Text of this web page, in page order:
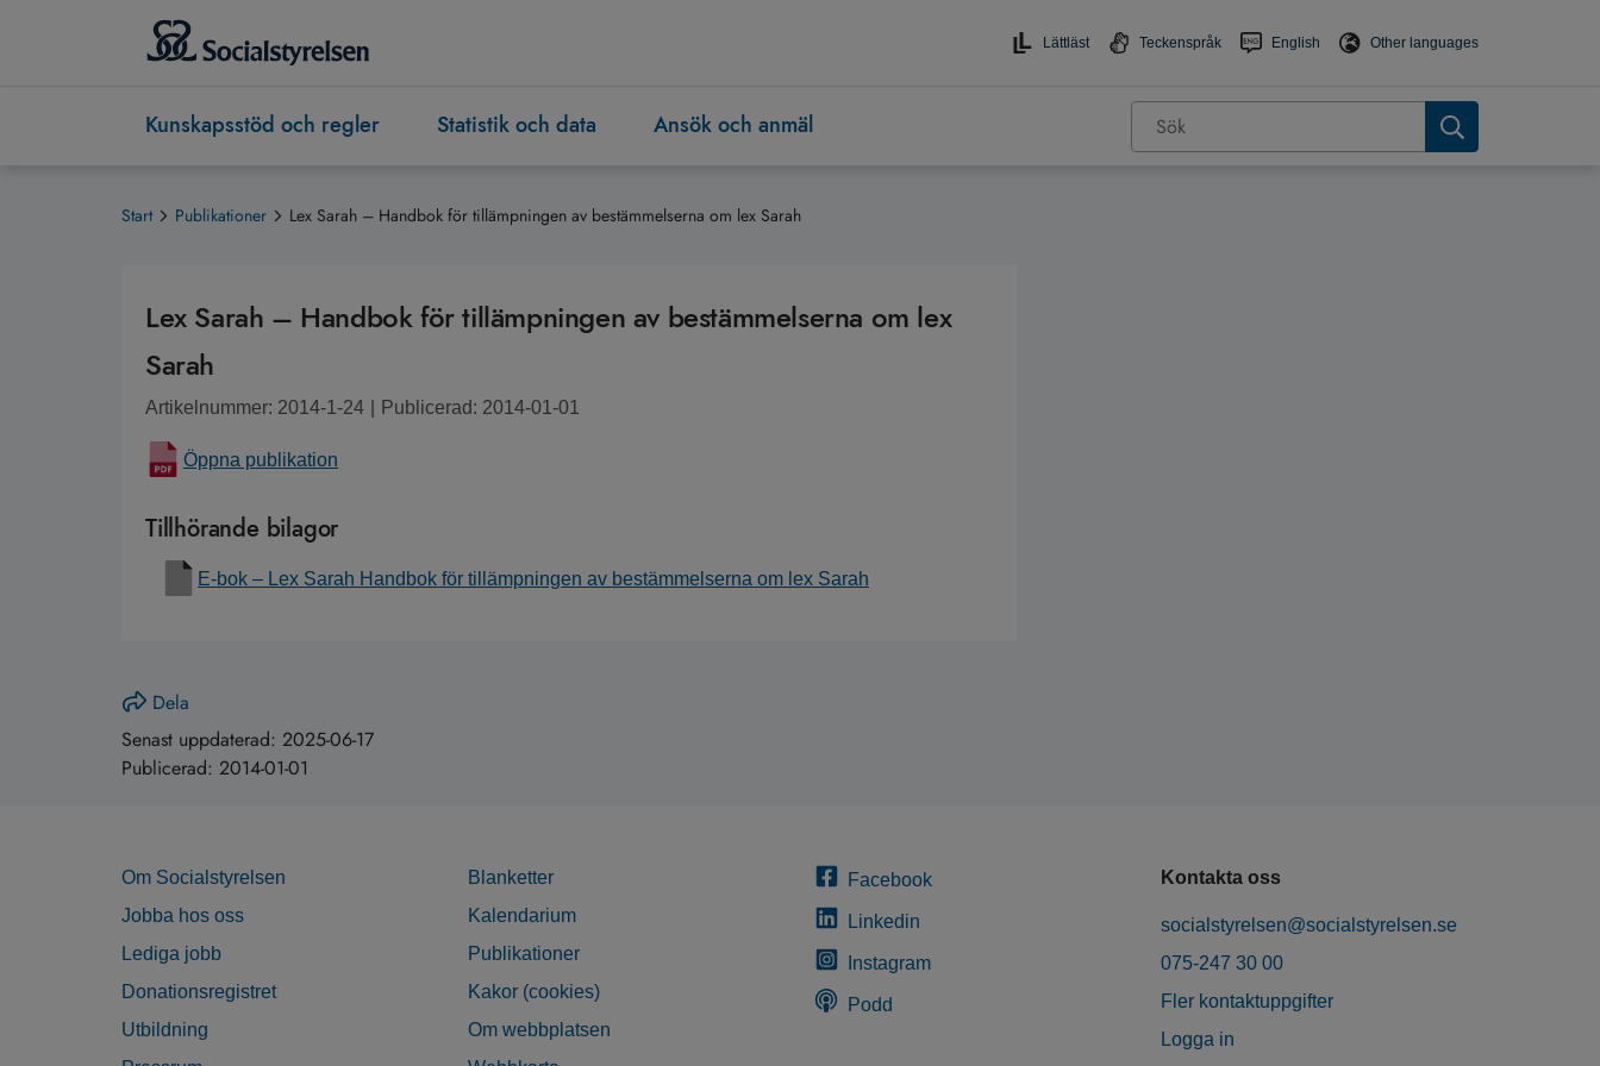
Lättläst Teckenspråk English Other languages
Kunskapsstöd och regler Statistik och data Ansök och anmäl
Start Publikationer Lex Sarah – Handbok för tillämpningen av bestämmelserna om lex Sarah
Lex Sarah – Handbok för tillämpningen av bestämmelserna om lex
Sarah
Artikelnummer: 2014-1-24 Publicerad: 2014-01-01
Öppna publikation
Tillhörande bilagor
E-bok – Lex Sarah Handbok för tillämpningen av bestämmelserna om lex Sarah
Dela
Senast uppdaterad: 2025-06-17
Publicerad: 2014-01-01
Om Socialstyrelsen
Jobba hos oss
Lediga jobb
Donationsregistret
Utbildning
Blanketter
Kalendarium
Publikationer
Kakor (cookies)
Om webbplatsen
Facebook
Linkedin
Instagram
Podd
Kontakta oss
socialstyrelsen@socialstyrelsen.se
075-247 30 00
Fler kontaktuppgifter
Logga in